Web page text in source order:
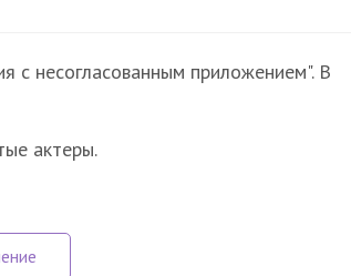
с несогласованным приложением". В
актеры.